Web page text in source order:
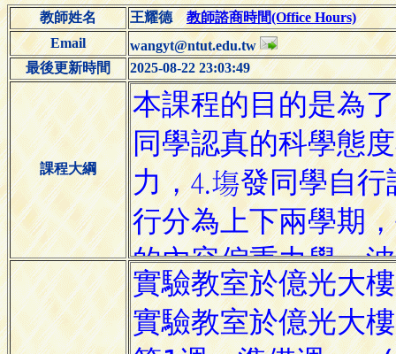
教師姓名 王耀德教師諮商時間(Office Hours)
Email
wangyt@ntut.edu.tw
最後更新時間
2025-08-22 23:03:49
課程大綱